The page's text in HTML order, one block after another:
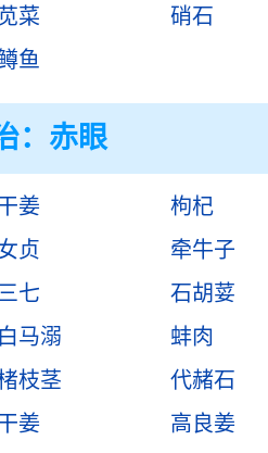
菜
硝石
鱼
：赤眼
姜
枸杞
贞
牵牛子
七
石胡荽
白马溺
蚌肉
枝茎
代赭石
姜
高良姜